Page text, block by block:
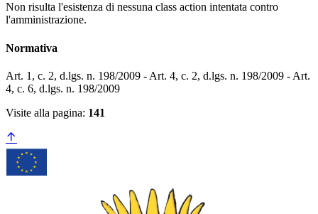
Non risulta l'esistenza di nessuna class action intentata contro
l'amministrazione.
Normativa
Art. 1, c. 2, d.lgs. n. 198/2009 - Art. 4, c. 2, d.lgs. n. 198/2009 - Art.
4, c. 6, d.lgs. n. 198/2009
Visite alla pagina: 141